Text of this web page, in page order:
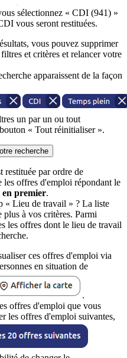
sélectionnez « CDI (941) »
vous seront restituées.
vous pouvez supprimer
et critères et relancer votre
apparaissent de la façon
un par un ou tout
« Tout réinitialiser ».
recherche
restituée par ordre de
les offres d'emploi répondant le
en premier.
« Lieu de travail » ? La liste
plus à vos critères. Parmi
les offres dont le lieu de travail
ces offres d'emploi via
en situation de
.
offres d'emploi que vous
les offres d'emploi suivantes,